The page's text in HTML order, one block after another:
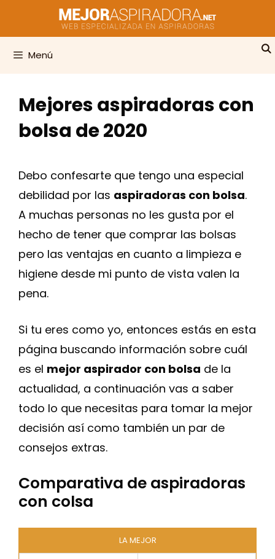
contenido
Menú
Mejores aspiradoras con
bolsa de 2020
Debo confesarte que tengo una especial
debilidad por las aspiradoras con bolsa.
A muchas personas no les gusta por el
hecho de tener que comprar las bolsas
pero las ventajas en cuanto a limpieza e
higiene desde mi punto de vista valen la
pena.
Si tu eres como yo, entonces estás en esta
página buscando información sobre cuál
es el mejor aspirador con bolsa de la
actualidad, a continuación vas a saber
todo lo que necesitas para tomar la mejor
decisión así como también un par de
consejos extras.
Comparativa de aspiradoras
con colsa
LA MEJOR